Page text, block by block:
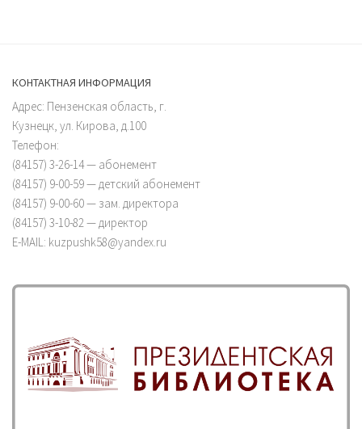
КОНТАКТНАЯ ИНФОРМАЦИЯ
Адрес: Пензенская область, г.
Кузнецк, ул. Кирова, д.100
Телефон:
(84157) 3-26-14 — абонемент
(84157) 9-00-59 — детский абонемент
(84157) 9-00-60 — зам. директора
(84157) 3-10-82 — директор
E-MAIL: kuzpushk58@yandex.ru